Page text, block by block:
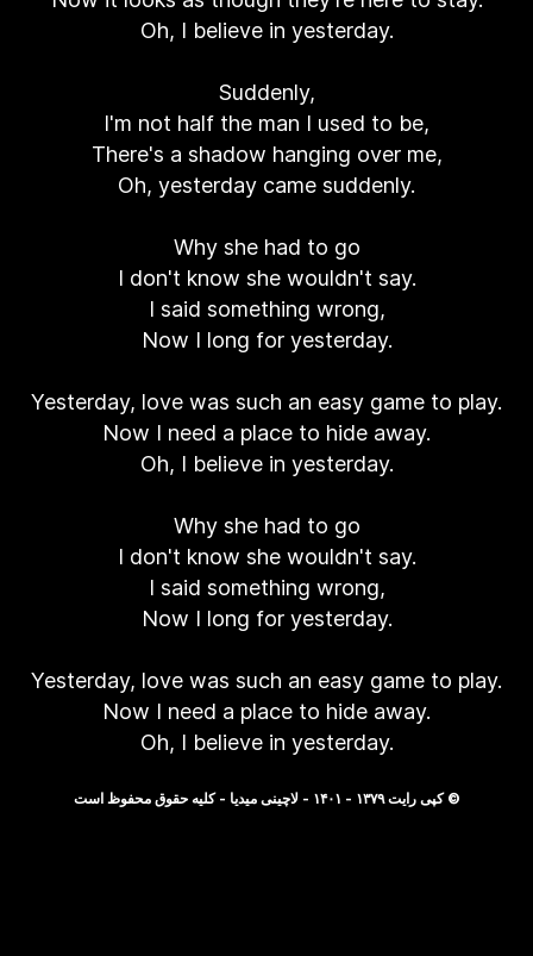
Oh, I believe in yesterday.
Suddenly,
I'm not half the man I used to be,
There's a shadow hanging over me,
Oh, yesterday came suddenly.
Why she had to go
I don't know she wouldn't say.
I said something wrong,
Now I long for yesterday.
Yesterday, love was such an easy game to play.
Now I need a place to hide away.
Oh, I believe in yesterday.
Why she had to go
I don't know she wouldn't say.
I said something wrong,
Now I long for yesterday.
Yesterday, love was such an easy game to play.
Now I need a place to hide away.
Oh, I believe in yesterday.
© کپی رایت ۱۳۷۹ - ۱۴۰۱ - لاچینی میدیا - کلیه حقوق محفوظ است